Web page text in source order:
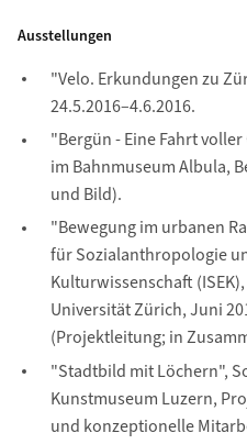
Ausstellungen
"Velo. Erkundungen zu
24.5.2016–4.6.2016.
"Bergün - Eine Fahrt
im Bahnmuseum Albula,
und Bild).
"Bewegung im urbanen
für Sozialanthropologie
Kulturwissenschaft
Universität Zürich, Juni
(Projektleitung; in
"Stadtbild mit Löchern",
Kunstmuseum Luzern,
und konzeptionelle